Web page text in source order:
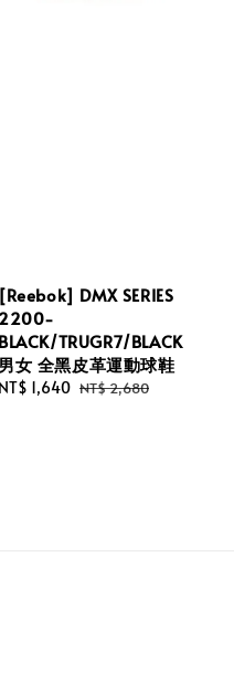
[Reebok] DMX SERIES
2200-
BLACK/TRUGR7/BLACK
男女 全黑皮革運動球鞋
Sale
NT$ 1,640 Regular
NT$ 2,680